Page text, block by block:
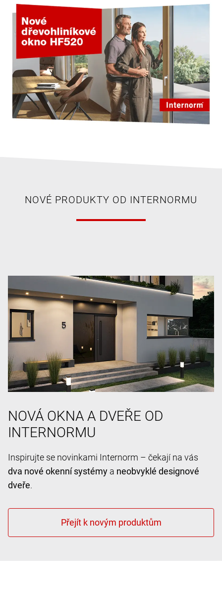
NOVÉ PRODUKTY OD INTERNORMU
NOVÁ OKNA A DVEŘE OD
INTERNORMU
Inspirujte se novinkami Internorm – čekají na vás
dva nové okenní systémy a neobvyklé designové
dveře.